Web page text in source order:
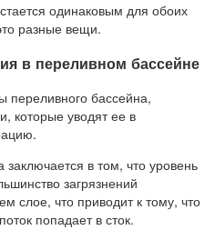
одинаковым для обоих
разные вещи.
в переливном бассейне
бассейна,
которые уводят ее в
в том, что уровень
загрязнений
слое, что приводит к тому, что
попадает в сток.